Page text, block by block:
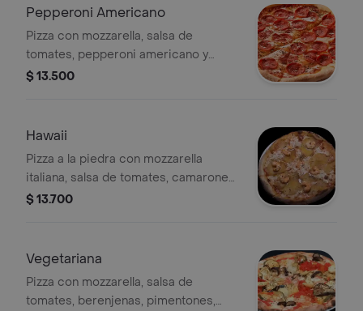
Pepperoni Americano
Pizza con mozzarella, salsa de
tomates, pepperoni americano y
orégano.
$ 13.500
Hawaii
Pizza a la piedra con mozzarella
italiana, salsa de tomates, camarones,
piña caramelo grill y orégano.
$ 13.700
Vegetariana
Pizza con mozzarella, salsa de
tomates, berenjenas, pimentones,